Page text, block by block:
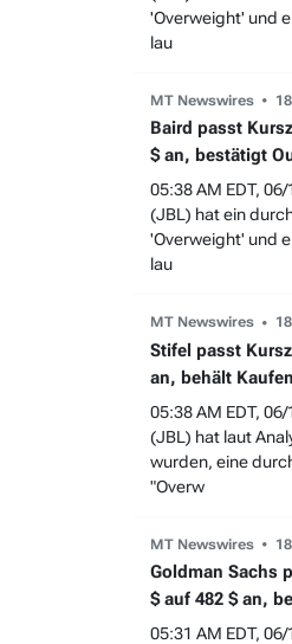
'Overweight' und
lau
MT Newswires
Baird passt
$ an, bestätigt
05:38 AM EDT,
(JBL) hat ein
'Overweight' und
lau
MT Newswires
Stifel passt
an, behält
05:38 AM EDT,
(JBL) hat laut
wurden, eine
"Overw
MT Newswires
Goldman Sachs
$ auf 482 $ an,
05:31 AM EDT,